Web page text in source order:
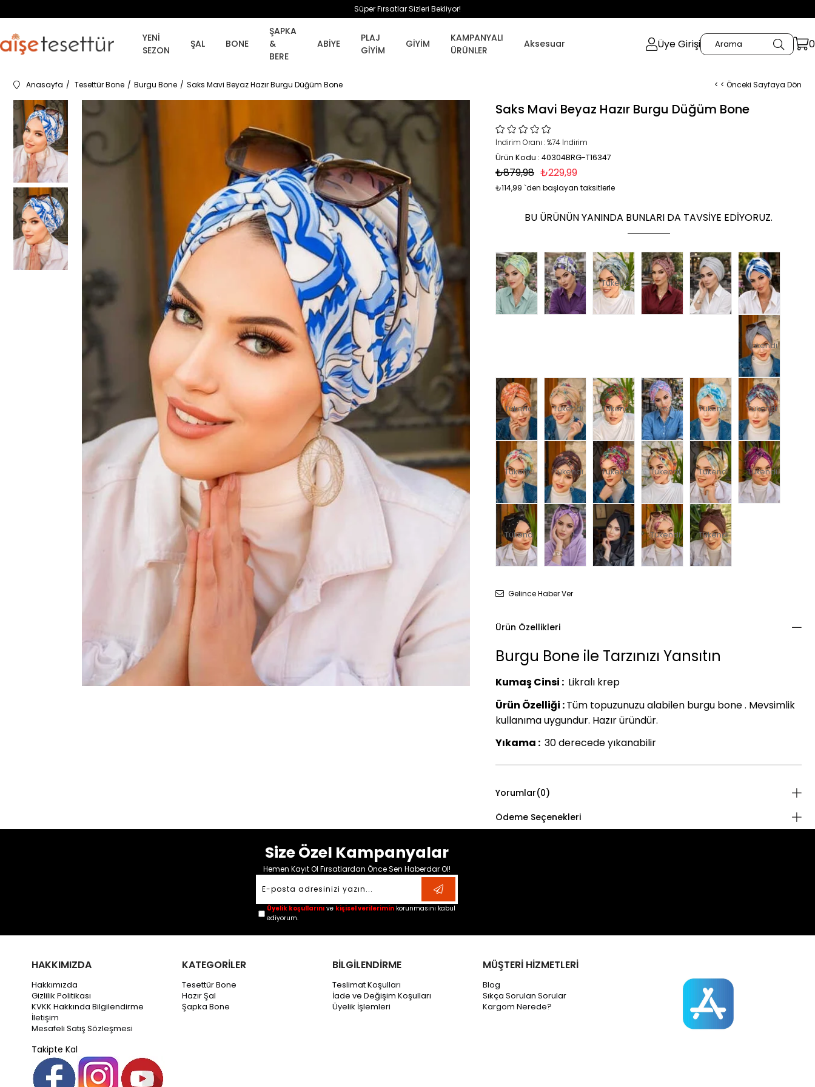
Süper Fırsatlar Sizleri Bekliyor!
YENİ
SEZON
ŞAL BONE
ŞAPKA
&
BERE
ABİYE
PLAJ
GİYİM
GİYİM
KAMPANYALI
ÜRÜNLER
Aksesuar Üye Girişi 0
Anasayfa Tesettür Bone Burgu Bone Saks Mavi Beyaz Hazır Burgu Düğüm Bone < < Önceki Sayfaya Dön
Saks Mavi Beyaz Hazır Burgu Düğüm Bone
İndirim Oranı :%74 İndirim
Ürün Kodu : 40304BRG-T16347
₺879,98 ₺229,99
₺114,99 `den başlayan taksitlerle
BU ÜRÜNÜN YANINDA BUNLARI DA TAVSIYE EDIYORUZ.
Tükendi
Tükendi
Tükendi Tükendi Tükendi Tükendi Tükendi Tükendi
Tükendi Tükendi Tükendi Tükendi Tükendi Tükendi
Tükendi Tükendi Tükendi
Gelince Haber Ver
Ürün Özellikleri
Burgu Bone ile Tarzınızı Yansıtın
Kumaş Cinsi : Likralı krep
Ürün Özelliği :Tüm topuzunuzu alabilen burgu bone . Mevsimlik
kullanıma uygundur. Hazır üründür.
Yıkama : 30 derecede yıkanabilir
Yorumlar(0)
Ödeme Seçenekleri
Size Özel Kampanyalar
Hemen Kayıt Ol Fırsatlardan Önce Sen Haberdar Ol!
Üyelik koşullarını ve kişisel verilerimin korunmasını kabul
ediyorum.
HAKKIMIZDA
Hakkımızda
Gizlilik Politikası
KVKK Hakkında Bilgilendirme
İletişim
Mesafeli Satış Sözleşmesi
Takipte Kal
KATEGORİLER
Tesettür Bone
Hazır Şal
Şapka Bone
BİLGİLENDİRME
Teslimat Koşulları
İade ve Değişim Koşulları
Üyelik İşlemleri
MÜŞTERİ HİZMETLERİ
Blog
Sıkça Sorulan Sorular
Kargom Nerede?